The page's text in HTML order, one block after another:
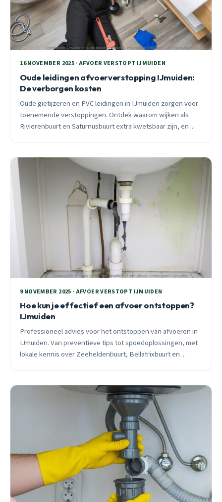
16 NOVEMBER 2025 · AFVOER VERSTOPT IJMUIDEN
Oude leidingen afvoerverstopping IJmuiden:
De verborgen kosten
Oude gietijzeren en PVC leidingen in IJmuiden zorgen voor
toenemende verstoppingen. Ontdek waarom wijken als
Rivierenbuurt en Saturnusbuurt extra kwetsbaar zijn, en
9 NOVEMBER 2025 · AFVOER VERSTOPT IJMUIDEN
Hoe kun je effectief een afvoer ontstoppen?
IJmuiden
Professioneel advies voor het ontstoppen van afvoeren in
IJmuiden. Van preventieve tips tot spoedoplossingen, met
lokale kennis over Zeeheldenbuurt, Bellatrixbuurt en